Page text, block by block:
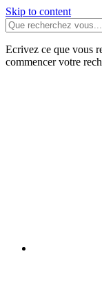
Skip to content
Ecrivez ce que vous
commencer votre